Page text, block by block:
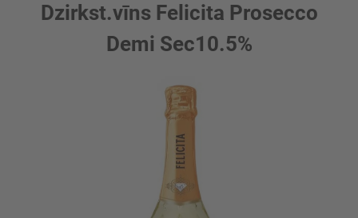
Dzirkst.vīns Felicita Prosecco
Demi Sec10.5%